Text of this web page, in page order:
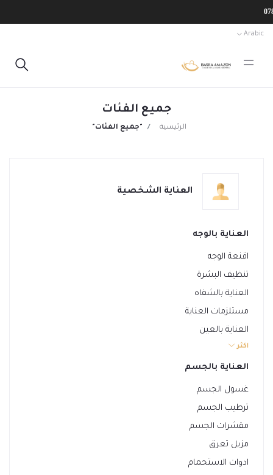
Arabic
جميع الفئات
الرئيسية "جميع الفئات"
العناية الشخصية
العناية بالوجه
اقنعة الوجه
تنظيف البشرة
العناية بالشفاه
مستلزمات العناية
العناية بالعين
تقشير الوجه
ترطيب الوجه
سيروم الوجه
اكثر
العناية بالجسم
غسول الجسم
ترطيب الجسم
مقشرات الجسم
مزيل تعرق
ادوات الاستحمام